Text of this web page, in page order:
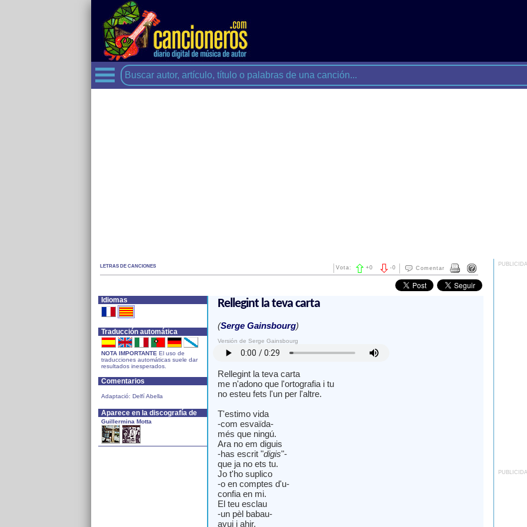
LETRAS DE CANCIONES Comentar
-0
Vota: +0
Idiomas
Traducción automática
NOTA IMPORTANTE El uso de
traducciones automáticas suele dar
resultados inesperados.
Comentarios
Adaptació: Delfí Abella
Aparece en la discografía de
Guillermina Motta
Rellegint la teva carta
(Serge Gainsbourg)
Versión de Serge Gainsbourg
Rellegint la teva carta
me n'adono que l'ortografia i tu
no esteu fets l'un per l'altre.
T'estimo vida
-com esvaïda-
més que ningú.
Ara no em diguis
-has escrit "digis"-
que ja no ets tu.
Jo t'ho suplico
-o en comptes d'u-
confia en mi.
El teu esclau
-un pèl babau-
avui i ahir.